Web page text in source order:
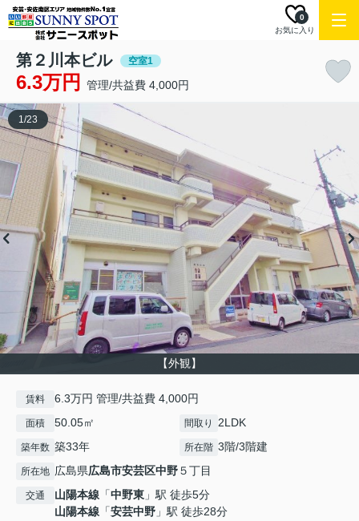
お気に入り
0
第２川本ビル 空室1
6.3万円 管理/共益費 4,000円
【外観】
1/23
賃料 6.3万円 管理/共益費 4,000円
面積 50.05㎡ 間取り 2LDK
築年数 築33年 所在階 3階/3階建
所在地 広島県広島市安芸区中野５丁目
交通 山陽本線 「中野東 」駅 徒歩5分
山陽本線 「安芸中野 」駅 徒歩28分